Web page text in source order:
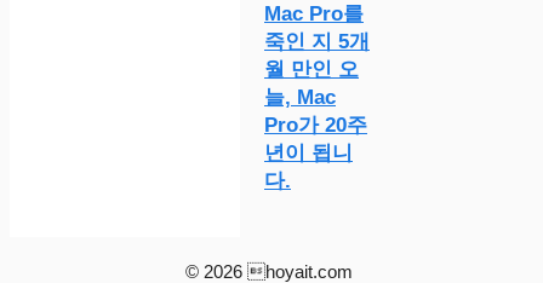
Mac Pro를
죽인 지 5개
월 만인 오
늘, Mac
Pro가 20주
년이 됩니
다.
© 2026 hoyait.com